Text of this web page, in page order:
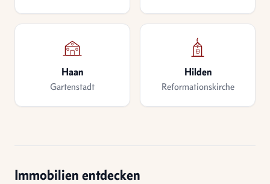
Haan
Gartenstadt
Hilden
Reformationskirche
Immobilien entdecken